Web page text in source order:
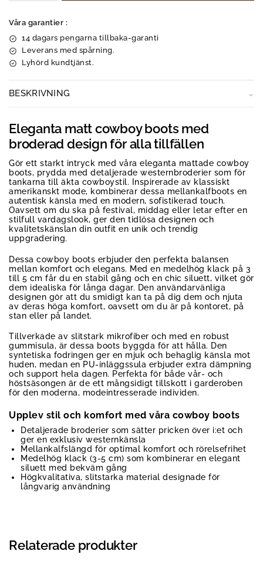
Våra garantier :
14 dagars pengarna tillbaka-garanti
Leverans med spårning.
Lyhörd kundtjänst.
BESKRIVNING
Eleganta matt cowboy boots med
broderad design för alla tillfällen
Gör ett starkt intryck med våra eleganta mattade cowboy
boots, prydda med detaljerade westernbroderier som för
tankarna till äkta cowboystil. Inspirerade av klassiskt
amerikanskt mode, kombinerar dessa mellankalfboots en
autentisk känsla med en modern, sofistikerad touch.
Oavsett om du ska på festival, middag eller letar efter en
stilfull vardagslook, ger den tidlösa designen och
kvalitetskänslan din outfit en unik och trendig
uppgradering.
Dessa cowboy boots erbjuder den perfekta balansen
mellan komfort och elegans. Med en medelhög klack på 3
till 5 cm får du en stabil gång och en chic siluett, vilket gör
dem idealiska för långa dagar. Den användarvänliga
designen gör att du smidigt kan ta på dig dem och njuta
av deras höga komfort, oavsett om du är på kontoret, på
stan eller på landet.
Tillverkade av slitstark mikrofiber och med en robust
gummisula, är dessa boots byggda för att hålla. Den
syntetiska fodringen ger en mjuk och behaglig känsla mot
huden, medan en PU-inläggssula erbjuder extra dämpning
och support hela dagen. Perfekta för både vår- och
höstsäsongen är de ett mångsidigt tillskott i garderoben
för den moderna, modeintresserade individen.
Upplev stil och komfort med våra cowboy boots
Detaljerade broderier som sätter pricken över i:et och
ger en exklusiv westernkänsla
Mellankalfslängd för optimal komfort och rörelsefrihet
Medelhög klack (3-5 cm) som kombinerar en elegant
siluett med bekväm gång
Högkvalitativa, slitstarka material designade för
långvarig användning
Relaterade produkter